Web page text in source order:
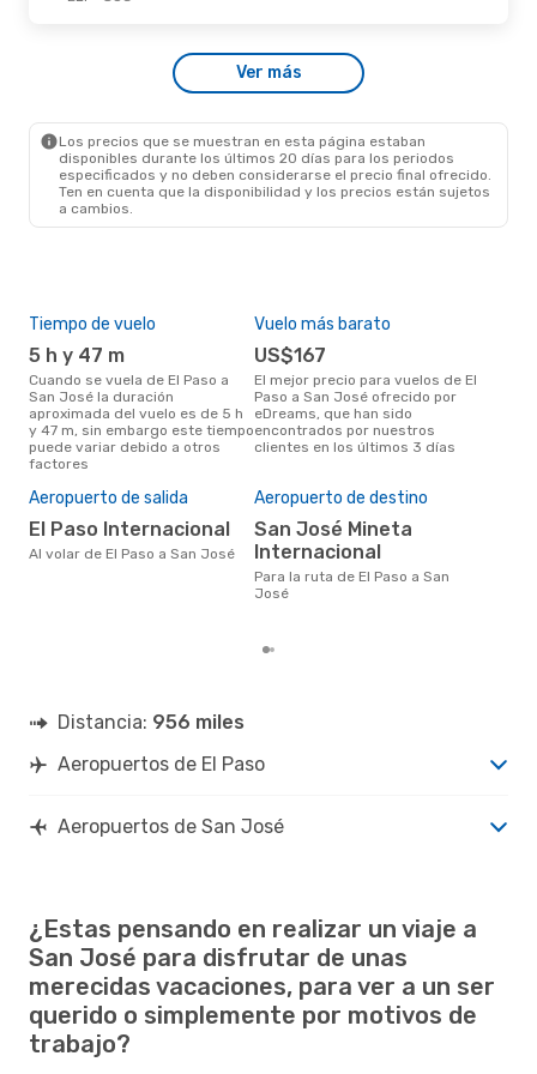
- Vie., 9 De Oct.
American Airlines
1 EscalaVer más
Los precios que se muestran en esta página estaban
disponibles durante los últimos 20 días para los periodos
especificados y no deben considerarse el precio final ofrecido.
Ten en cuenta que la disponibilidad y los precios están sujetos
a cambios.
Tiempo de vuelo
5 h y 47 m
Cuando se vuela de El Paso a
San José la duración
aproximada del vuelo es de 5 h
y 47 m, sin embargo este tiempo
puede variar debido a otros
factores
Vuelo más barato
US$167
El mejor precio para vuelos de El
Paso a San José ofrecido por
eDreams, que han sido
encontrados por nuestros
clientes en los últimos 3 días
Aeropuerto de salida
El Paso Internacional
Al volar de El Paso a San José
Aeropuerto de destino
San José Mineta
Internacional
Para la ruta de El Paso a San
José
Distancia: 956 miles
Aeropuertos de El Paso
Aeropuertos de San José
¿Estas pensando en realizar un viaje a
San José para disfrutar de unas
merecidas vacaciones, para ver a un ser
querido o simplemente por motivos de
trabajo?